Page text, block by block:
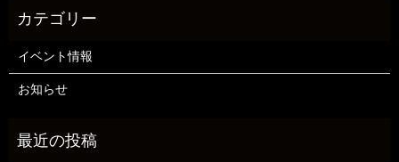
イベント情報
お知らせ